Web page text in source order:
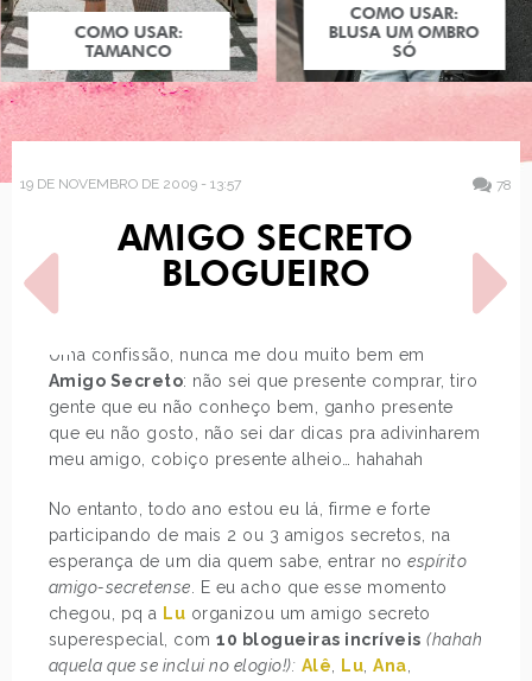
COMO USAR:
TAMANCO
COMO USAR:
BLUSA UM OMBRO
SÓ
19 DE NOVEMBRO DE 2009 - 13:57 78
AMIGO SECRETO
BLOGUEIRO
Uma confissão, nunca me dou muito bem em
Amigo Secreto: não sei que presente comprar, tiro
gente que eu não conheço bem, ganho presente
que eu não gosto, não sei dar dicas pra adivinharem
meu amigo, cobiço presente alheio… hahahah
No entanto, todo ano estou eu lá, firme e forte
participando de mais 2 ou 3 amigos secretos, na
esperança de um dia quem sabe, entrar noespírito
amigo-secretense . E eu acho que esse momento
chegou, pq a Lu organizou um amigo secreto
superespecial, com10 blogueiras incríveis (hahah
aquela que se inclui no elogio!): Alê Lu ,Ana
POST ANTERIOR
PETIT PLAT
PRÓXIMO POST
ESTILO: CAMILLA BELLE